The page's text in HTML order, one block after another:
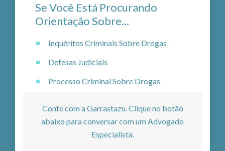
Se Você Está Procurando
Orientação Sobre...
Inquéritos Criminais Sobre Drogas
Defesas Judiciais
Processo Criminal Sobre Drogas
Conte com a Garrastazu. Clique no botão
abaixo para conversar com um Advogado
Especialista.